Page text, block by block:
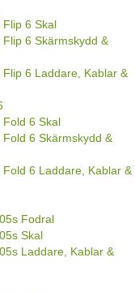
6 Skal
6 Skärmskydd &
6 Laddare, Kablar &
6 Skal
6 Skärmskydd &
6 Laddare, Kablar &
Fodral
Skal
Laddare, Kablar &